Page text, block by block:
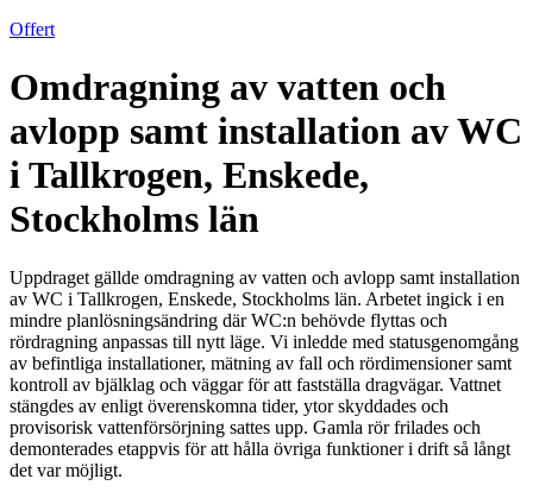
Offert
Omdragning av vatten och
avlopp samt installation av WC
i Tallkrogen, Enskede,
Stockholms län
Uppdraget gällde omdragning av vatten och avlopp samt installation
av WC i Tallkrogen, Enskede, Stockholms län. Arbetet ingick i en
mindre planlösningsändring där WC:n behövde flyttas och
rördragning anpassas till nytt läge. Vi inledde med statusgenomgång
av befintliga installationer, mätning av fall och rördimensioner samt
kontroll av bjälklag och väggar för att fastställa dragvägar. Vattnet
stängdes av enligt överenskomna tider, ytor skyddades och
provisorisk vattenförsörjning sattes upp. Gamla rör frilades och
demonterades etappvis för att hålla övriga funktioner i drift så långt
det var möjligt.